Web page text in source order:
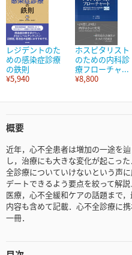
レジデントのた
めの感染症診療
の鉄則
¥5,940
ホスピタリスト
のための内科診
療フローチャ...
¥8,800
概要
近年，心不全患者は増加の一途を
し，治療にも大きな変化が起こっ
全診療についていけないという声
デートできるよう要点を絞って解
医療，心不全緩和ケアの話題まで
内容も含めて記載．心不全診療に
一冊．